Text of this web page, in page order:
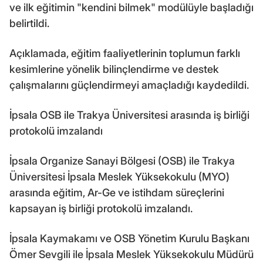
ve ilk eğitimin "kendini bilmek" modülüyle başladığı
belirtildi.
Açıklamada, eğitim faaliyetlerinin toplumun farklı
kesimlerine yönelik bilinçlendirme ve destek
çalışmalarını güçlendirmeyi amaçladığı kaydedildi.
İpsala OSB ile Trakya Üniversitesi arasında iş birliği
protokolü imzalandı
İpsala Organize Sanayi Bölgesi (OSB) ile Trakya
Üniversitesi İpsala Meslek Yüksekokulu (MYO)
arasında eğitim, Ar-Ge ve istihdam süreçlerini
kapsayan iş birliği protokolü imzalandı.
İpsala Kaymakamı ve OSB Yönetim Kurulu Başkanı
Ömer Sevgili ile İpsala Meslek Yüksekokulu Müdürü